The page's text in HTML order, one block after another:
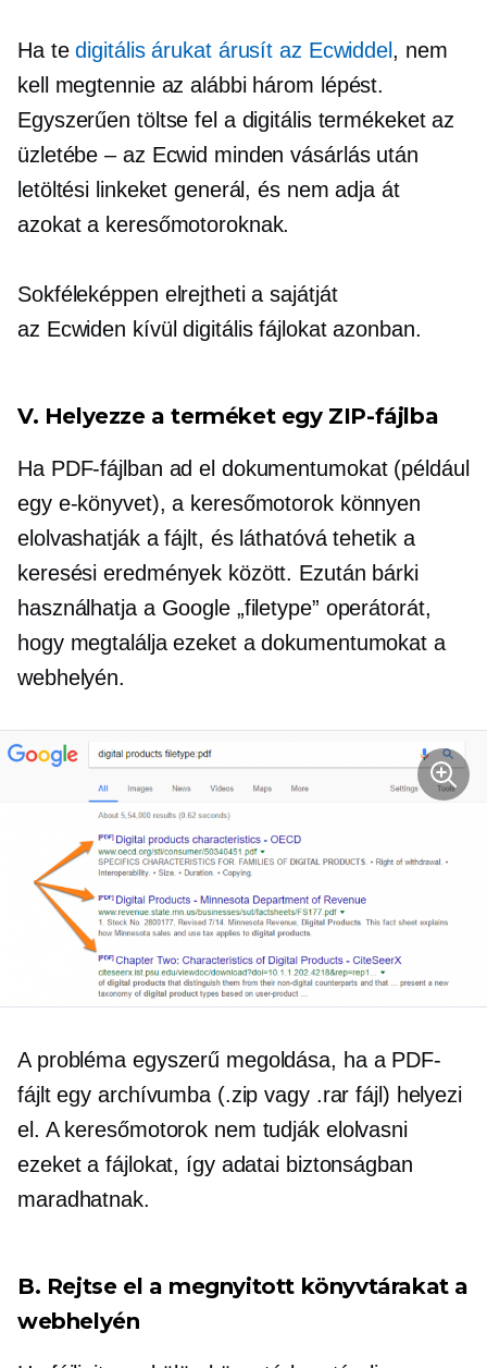
Ha tedigitális árukat árusít az Ecwiddel , nem
kell megtennie az alábbi három lépést.
Egyszerűen töltse fel a digitális termékeket az
üzletébe – az Ecwid minden vásárlás után
letöltési linkeket generál, és nem adja át
azokat a keresőmotoroknak.
Sokféleképpen elrejtheti a sajátját
az Ecwiden kívül digitális fájlokat azonban.
V. Helyezze a terméket egy ZIP-fájlba
Ha PDF-fájlban ad el dokumentumokat (például
egy e-könyvet), a keresőmotorok könnyen
elolvashatják a fájlt, és láthatóvá tehetik a
keresési eredmények között. Ezután bárki
használhatja a Google „filetype” operátorát,
hogy megtalálja ezeket a dokumentumokat a
webhelyén.
A probléma egyszerű megoldása, ha a PDF-
fájlt egy archívumba (.zip vagy .rar fájl) helyezi
el. A keresőmotorok nem tudják elolvasni
ezeket a fájlokat, így adatai biztonságban
maradhatnak.
B. Rejtse el a megnyitott könyvtárakat a
webhelyén